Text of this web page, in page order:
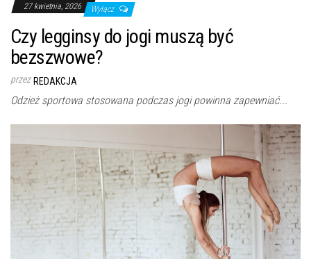
27 kwietnia, 2026 Wyłącz
Czy legginsy do jogi muszą być
bezszwowe?
przez REDAKCJA
Odzież sportowa stosowana podczas jogi powinna zapewniać...